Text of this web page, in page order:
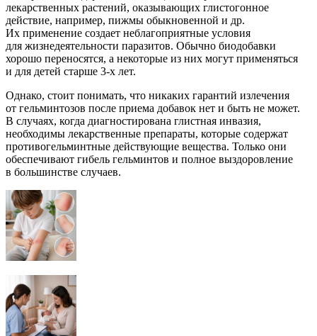
лекарственных растений, оказывающих глистогонное
действие, например, пижмы обыкновенной и др.
Их применение создает неблагоприятные условия
для жизнедеятельности паразитов. Обычно биодобавки
хорошо переносятся, а некоторые из них могут применяться
и для детей старше 3-х лет.
Однако, стоит понимать, что никаких гарантий излечения
от гельминтозов после приема добавок нет и быть не может.
В случаях, когда диагностирована глистная инвазия,
необходимы лекарственные препараты, которые содержат
противогельминтные действующие вещества. Только они
обеспечивают гибель гельминтов и полное выздоровление
в большинстве случаев.